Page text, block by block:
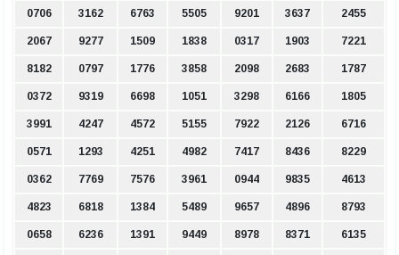
0706 3162 6763 5505 9201 3637 2455
2067 9277 1509 1838 0317 1903 7221
8182 0797 1776 3858 2098 2683 1787
0372 9319 6698 1051 3298 6166 1805
3991 4247 4572 5155 7922 2126 6716
0571 1293 4251 4982 7417 8436 8229
0362 7769 7576 3961 0944 9835 4613
4823 6818 1384 5489 9657 4896 8793
0658 6236 1391 9449 8978 8371 6135